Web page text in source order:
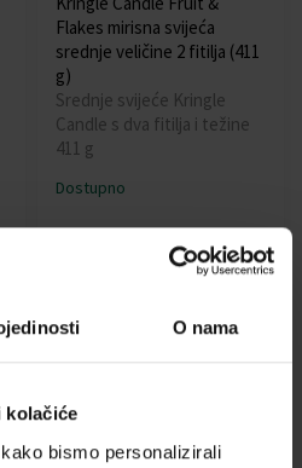
O nama
kolačiće
bismo personalizirali
Flakes mirisna svijeća
srednje veličine 2 fitilja (411
g)
Srednje svijeće Kringle
Candle s dva fitilja i težine
411 g
Dostupno
23,85 €
Akcija